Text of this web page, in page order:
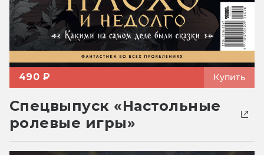
490 ₽ Купить
Спецвыпуск «Настольные
ролевые игры»